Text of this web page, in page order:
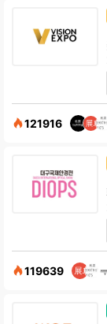
121916
119639